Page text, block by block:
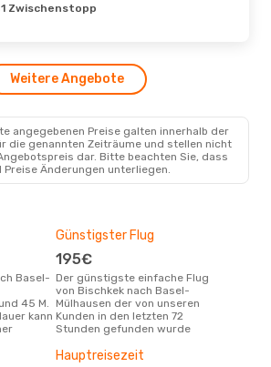
1 Zwischenstopp
Weitere Angebote
angegebenen Preise galten innerhalb der
die genannten Zeiträume und stellen nicht
dar. Bitte beachten Sie, dass
Änderungen unterliegen.
45 M.
kann
Günstigster Flug
195€
Der günstigste einfache Flug
von Bischkek nach Basel-
Mülhausen der von unseren
Kunden in den letzten 72
Stunden gefunden wurde
Hauptreisezeit